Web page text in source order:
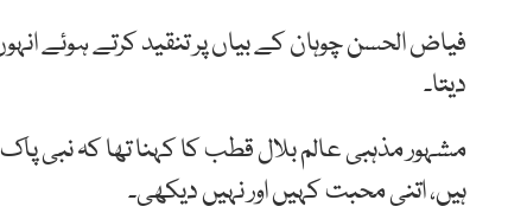
فیاض الحسن چوہان کے بیاں پر تنقید کرتے ہوئے
دیتا۔
مشہور مذہبی عالم بلال قطب کا کہنا تھا کہ
ہیں، اتنی محبت کہیں اور نہیں دیکھی۔